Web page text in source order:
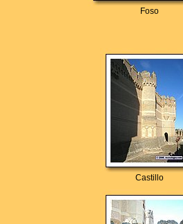
Foso
Castillo